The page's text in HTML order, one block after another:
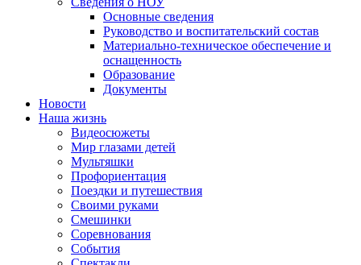
Основные сведения
Руководство и воспитательский состав
Материально-техническое обеспечение и
оснащенность
Образование
Документы
Новости
Наша жизнь
Видеосюжеты
Мир глазами детей
Мультяшки
Профориентация
Поездки и путешествия
Своими руками
Смешинки
Соревнования
События